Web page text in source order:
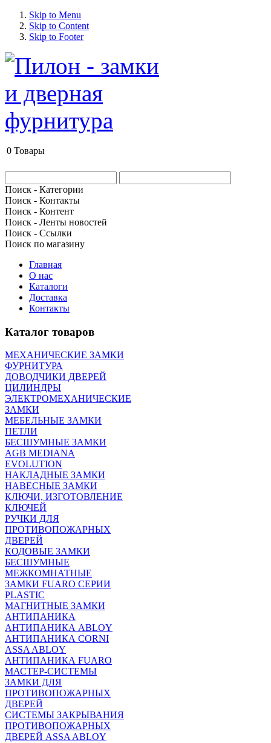
Skip to Menu
Skip to Content
Skip to Footer
0 Товары
Поиск - Категории
Поиск - Контакты
Поиск - Контент
Поиск - Ленты новостей
Поиск - Ссылки
Поиск по магазину
Главная
О нас
Каталоги
Доставка
Контакты
Каталог товаров
МЕХАНИЧЕСКИЕ ЗАМКИ
ФУРНИТУРА
ДОВОДЧИКИ ДВЕРЕЙ
ЦИЛИНДРЫ
ЭЛЕКТРОМЕХАНИЧЕСКИЕ
ЗАМКИ
МЕБЕЛЬНЫЕ ЗАМКИ
ПEТЛИ
БЕСШУМНЫЕ ЗАМКИ
AGB MEDIANA
EVOLUTION
НАКЛАДНЫЕ ЗАМКИ
НАВЕСНЫЕ ЗАМКИ
КЛЮЧИ, ИЗГОТОВЛЕНИЕ
КЛЮЧЕЙ
РУЧКИ ДЛЯ
ПРОТИВОПОЖАРНЫХ
ДВЕРЕЙ
КОДОВЫЕ ЗАМКИ
БЕСШУМНЫЕ
МЕЖКОМНАТНЫЕ
ЗАМКИ FUARO СЕРИИ
PLASTIC
МАГНИТНЫЕ ЗАМКИ
АНТИПАНИКА
АНТИПАНИКА ABLOY
АНТИПАНИКА CORNI
ASSA ABLOY
АНТИПАНИКА FUARO
МАСТЕР-СИСТЕМЫ
ЗАМКИ ДЛЯ
ПРОТИВОПОЖАРНЫХ
ДВЕРЕЙ
СИСТЕМЫ ЗАКРЫВАНИЯ
ПРОТИВОПОЖАРНЫХ
ДВЕРЕЙ ASSA ABLOY